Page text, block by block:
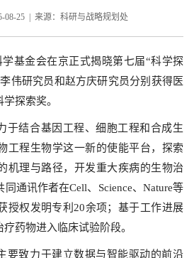
08-25 | 来源：科研与战略规划处
基金会在京正式揭晓第七届“科学探
伟研究员和赵方庆研究员分别获得医
探索奖。
于结合基因工程、细胞工程和合成生
工程生物学这一新的使能平台，探索
机理与路径，开发重大疾病的生物治
通讯作者在Cell、Science、Nature等
授权发明专利20余项；基于工作进展
药物进入临床试验阶段。
要致力于建立数据与智能驱动的前沿